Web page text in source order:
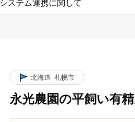
ステム連携に関して
北海道 札幌市
永光農園の平飼い有